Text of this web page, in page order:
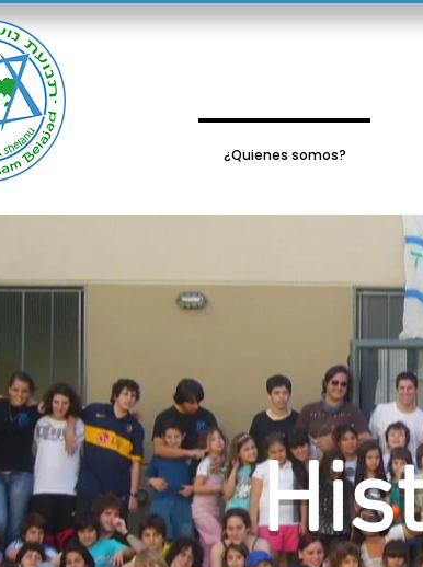
¿Quienes somos?